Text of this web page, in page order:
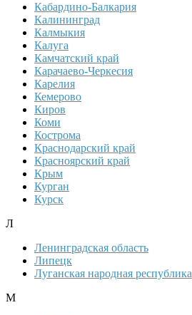
Кабардино-Балкария
Калининград
Калмыкия
Калуга
Камчатский край
Карачаево-Черкесия
Карелия
Кемерово
Киров
Коми
Кострома
Краснодарский край
Красноярский край
Крым
Курган
Курск
Л
Ленинградская область
Липецк
Луганская народная республика
М